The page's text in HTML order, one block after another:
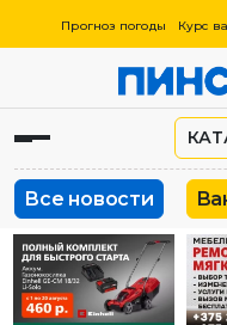
Прогноз погоды Курс
Все новости